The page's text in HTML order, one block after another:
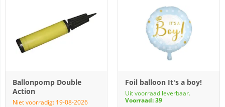
Ballonpomp Double
Action
Niet voorradig: 19-08-2026
Foil balloon It's a boy!
Uit voorraad leverbaar.
Voorraad: 39